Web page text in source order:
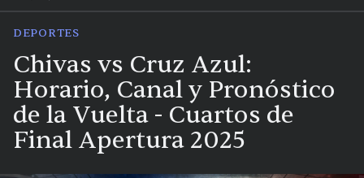
DEPORTES
Chivas vs Cruz Azul:
Horario, Canal y Pronóstico
de la Vuelta - Cuartos de
Final Apertura 2025